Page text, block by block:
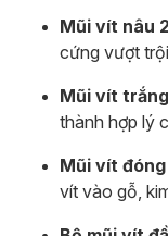
Mũi vít nâu
cứng vượt
Mũi vít
thành hợp lý
Mũi vít đóng
vít vào gỗ,